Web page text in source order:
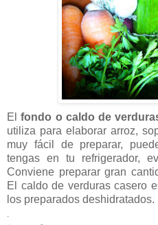
Elfondo o caldo de
utiliza para elaborar arroz,
muy fácil de preparar,
tengas en tu refrigerador,
Conviene preparar gran
El caldo de verduras casero
los preparados deshidratados.
.